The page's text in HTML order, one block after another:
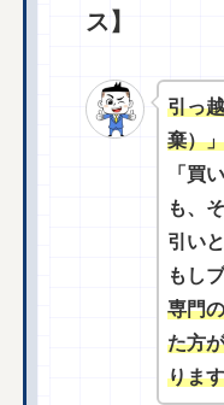
ス】
引っ
棄）
「買
も、
引い
もし
専門
た方
りま